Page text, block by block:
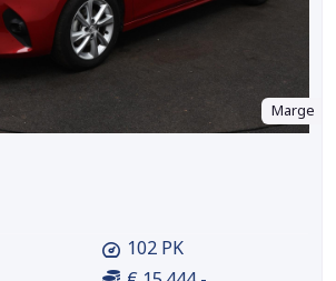
Marge
102 PK